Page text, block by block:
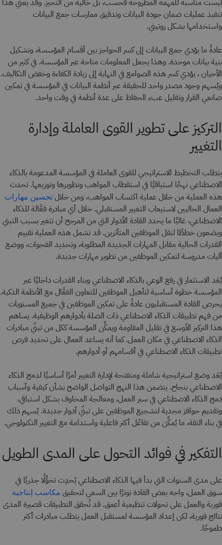
ليست مناسبة للمهمة المطروحة فحسب، بل خالية من التحيز. وقد يعني هذا
تنفيذ عمليات ضمان جودة البيانات وتدقيق ممارسات جمع البيانات
واستخدامها بشكل روتيني.
عادةً ما يؤدي جمع البيانات إلى كسر الحواجز بين أقسام المؤسسة، وتشكيل
بنية بيانات موحدة. وهذا يجعل المعلومات متاحة عبر المؤسسة. في كثير من
الأحيان ، يؤدي كسر هذه الصوامع في النهاية إلى زيادة الكفاءة وخفض التكاليف.
ويُسهم وجود مصدر واحد للحقيقة عبر أنظمة البيانات في المؤسسة في تمكين
صانعي القرار وتقليل عبء الحفاظ على عدة أنظمة في وقت واحد.
التركيز على تطوير القوى العاملة وإدارة
التغيير
يتطلب التخطيط الاستراتيجي للقوى العاملة في المؤسسة المدعومة بالذكاء
الاصطناعي نهجًا استباقيًا في استقطاب المواهب وتطويرها وتوزيعها. تحدث
هذه العملية من خلال عملية اكتساب المواهب، ومن خلال تحسين مهارات
العمال الحاليين لاستيعاب التغيير المستقبلي. خلال أي مبادرة فعَّالة للذكاء
الاصطناعي، غالبًا ما يحدد القادة الأدوار التي من المرجح أن تتغير بسبب التبني
ويضعون خططًا لنقل الموظفين المتأثرين. قد تشمل هذه العملية تقييم
القدرات الحالية مقابل المهارات الجديدة المطلوبة، وتحديد الفجوات، ووضع
آليات مدروسة لتمكين الموظفين من تطوير مهارات جديدة.
يُعَد الاستثمار في رفع الوعي بالذكاء الاصطناعي وبناء القدرات داخليًا عبر
المؤسسة خطوة أساسية لتأهيل الموظفين للتعاون الفعَّال مع الأنظمة الذكية.
يحرص القادة المستقبليون عادةً على تمكين الموظفين في جميع المستويات
من فهم تطبيقات الذكاء الاصطناعي ذات الصلة بأدوارهم الوظيفية. يساهم
هذا التركيز الأوسع في تقليل المقاومة ويمكِّن المؤسسة ككل من تبنّي مبادرات
الذكاء الاصطناعي في مكان العمل. كما أنه يساعد العمال على تحديد فرص
تطبيقات الذكاء الاصطناعي في أقسامهم أو أدوارهم.
يُعَد وضع استراتيجية شاملة ومنفتحة لإدارة التغيير أمرًا أساسيًا لدمج الذكاء
الاصطناعي بنجاح. يتضمن هذا النهج التواصل الواضح بشأن كيفية وأسباب
دمج الذكاء الاصطناعي في سير العمل، ومعالجة المخاوف بشكل استباقي،
وتقديم حوافز مجدية لتشجيع الموظفين على تبنّي أدوار جديدة. يُسهم ذلك
في بناء الثقة، ما يُمكِّن من تفاعُل أكثر فاعلية واستدامة مع التغيير التكنولوجي.
التفكير في فوائد التحول على المدى الطويل
على مدى السنوات التي بدأ فيها الذكاء الاصطناعي يُحدِث تحوُّلًا جذريًا في
سوق العمل، واجه بعض القادة توترًا بين السعي لتحقيق مكاسب إنتاجية
فورية والعمل على تحولات تنظيمية أعمق. قد تُحقق التطبيقات قصيرة المدى
نتائج فورية، لكن إعداد المؤسسة لمستقبل العمل يتطلب مبادرات أكثر
طموحًا.